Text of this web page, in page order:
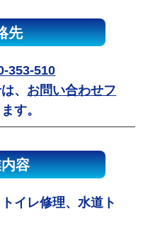
先
353-510
、 お問い合わせフ
す。
容
イレ修理、水道ト